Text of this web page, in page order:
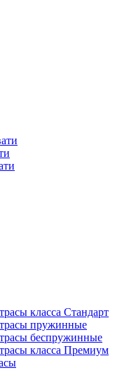
класса Стандарт
пружинные
беспружинные
класса Премиум